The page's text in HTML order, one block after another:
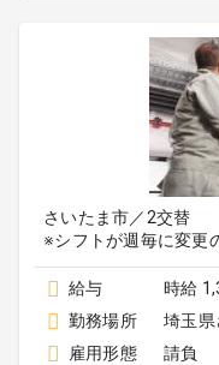
さいたま市／2交替
※シフトが週毎に変更
給与
時給
勤務場所
埼玉
雇用形態
請負